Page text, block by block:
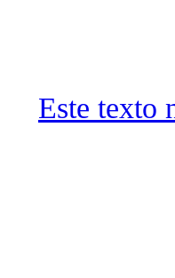
Este texto